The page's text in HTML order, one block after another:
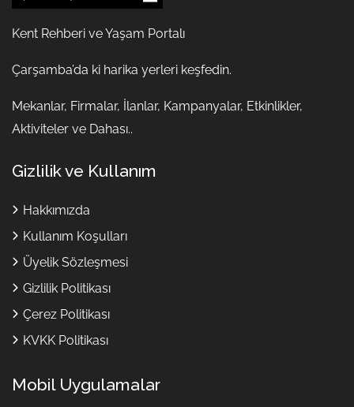
Kent Rehberi ve Yaşam Portalı
Çarşamba’da ki harika yerleri keşfedin.
Mekanlar, Firmalar, İlanlar, Kampanyalar, Etkinlikler,
Aktiviteler ve Dahası..
Gizlilik ve Kullanım
Hakkımızda
Kullanım Koşulları
Üyelik Sözleşmesi
Gizlilik Politikası
Çerez Politikası
KVKK Politikası
Mobil Uygulamalar